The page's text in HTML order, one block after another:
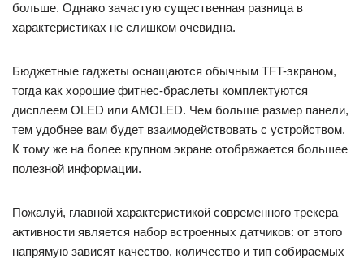
больше. Однако зачастую существенная разница в
характеристиках не слишком очевидна.
Бюджетные гаджеты оснащаются обычным TFT-экраном,
тогда как хорошие фитнес-браслеты комплектуются
дисплеем OLED или AMOLED. Чем больше размер панели,
тем удобнее вам будет взаимодействовать с устройством.
К тому же на более крупном экране отображается большее
полезной информации.
Пожалуй, главной характеристикой современного трекера
активности является набор встроенных датчиков: от этого
напрямую зависят качество, количество и тип собираемых